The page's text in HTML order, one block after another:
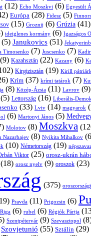
(12) Echo Moszkvi (6) Egyesült
Európa (28) Fidesz (5)
(15) Groznij (6) Grúzia (41)
ideiglenes kormány (6) Igazságos
(5) Janukovics (51)
Timosenko (7) Juscsenko (7)
(9) Kazahsztán (22) Kazany (6)
Kirgizisztán (19) Kirill
Krím (37) krími tatárok (7)
(8) Közép-Ázsia (11) Lavrov (9)
(5) Lettország (16) Liberális-
(33) Lviv (14) magyarok
(6) Martonyi János (5)
Molotov (8) Moszkva
Nazarbajev (8) Nyikita Mihalkov
(10) Németország (19)
Viktor (25) orosz-ukrán
(18) orosz nyelv (9) oroszok (23)
(375)
Pravda (11) Prigozsin (6)
Riga (6) rubel (6) Régiók Pártja
Szentpétervár (9) Szevasztopol
Szovjetunió (55) Sztálin (29)